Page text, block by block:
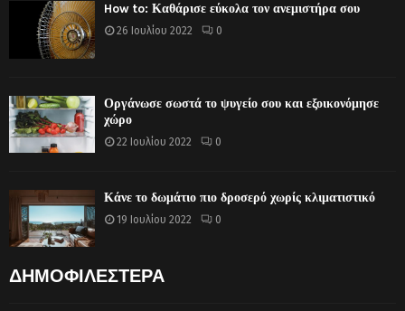
How to: Καθάρισε εύκολα τον ανεμιστήρα σου
26 Ιουλίου 2022 0
Οργάνωσε σωστά το ψυγείο σου και εξοικονόμησε
χώρο
22 Ιουλίου 2022 0
Κάνε το δωμάτιο πιο δροσερό χωρίς κλιματιστικό
19 Ιουλίου 2022 0
ΔΗΜΟΦΙΛΕΣΤΕΡΑ